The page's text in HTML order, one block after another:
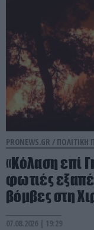
PRONEWS.GR / ΠΟΛΙΤΙΚΗ
«Κόλαση επί
φωτιές
βόμβες στη
07.08.2026 | 19:29